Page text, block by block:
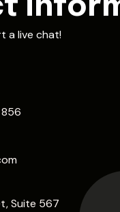
t infor
a live chat!
Suite 567